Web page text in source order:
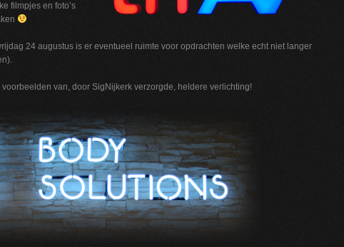
filmpjes en foto’s
24 augustus is er eventueel ruimte voor opdrachten welke echt niet langer
van, door SigNijkerk verzorgde, heldere verlichting!